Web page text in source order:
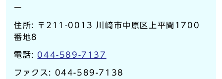
ー
住所: 〒211-0013 川崎市中原区上平間1700
番地8
電話: 044-589-7137
ファクス: 044-589-7138